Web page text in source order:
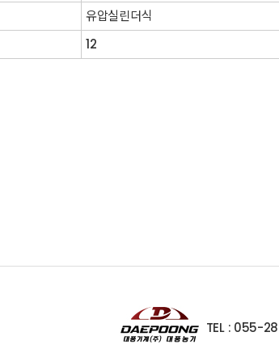
유압실린더식
12
TEL : 055-